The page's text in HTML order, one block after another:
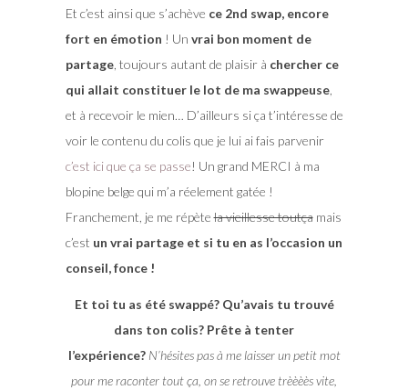
Et c’est ainsi que s’achève ce 2nd swap, encore
fort en émotion ! Un vrai bon moment de
partage, toujours autant de plaisir à chercher ce
qui allait constituer le lot de ma swappeuse,
et à recevoir le mien… D’ailleurs si ça t’intéresse de
voir le contenu du colis que je lui ai fais parvenir
c’est ici que ça se passe! Un grand MERCI à ma
blopine belge qui m’a réelement gatée !
Franchement, je me répètela vieillesse toutçamais
c’est un vrai partage et si tu en as l’occasion un
conseil, fonce !
Et toi tu as été swappé? Qu’avais tu trouvé
dans ton colis? Prête à tenter
l’expérience? N’hésites pas à me laisser un petit mot
pour me raconter tout ça, on se retrouve trèèèès vite,